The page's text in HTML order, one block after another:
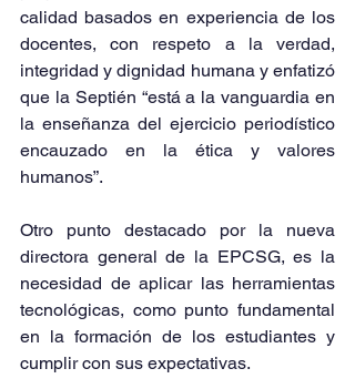
calidad basados en experiencia de los
docentes, con respeto a la verdad,
integridad y dignidad humana y enfatizó
que la Septién “está a la vanguardia en
la enseñanza del ejercicio periodístico
encauzado en la ética y valores
humanos”.
Otro punto destacado por la nueva
directora general de la EPCSG, es la
necesidad de aplicar las herramientas
tecnológicas, como punto fundamental
en la formación de los estudiantes y
cumplir con sus expectativas.